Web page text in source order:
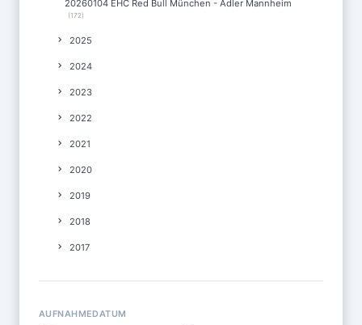
20260104 EHC Red Bull München - Adler Mannheim
(172)
2025
2024
2023
2022
2021
2020
2019
2018
2017
AUFNAHMEDATUM